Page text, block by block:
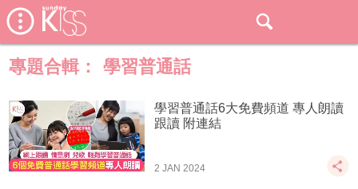
專題合輯： 學習普通話
學習普通話6大免費頻道 專人朗讀
跟讀 附連結
2 JAN 2024